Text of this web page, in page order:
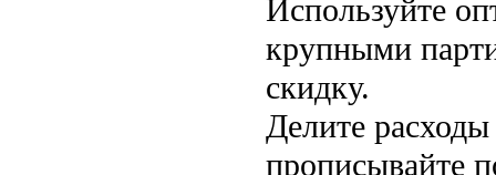
Используйте
крупными
скидку.
Делите
прописывайте